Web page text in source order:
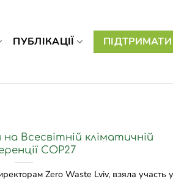
ПУБЛІКАЦІЇ ПІДТРИМАТИ
Всесвітній кліматичній
COP27
Zero Waste Lviv, взяла участь у